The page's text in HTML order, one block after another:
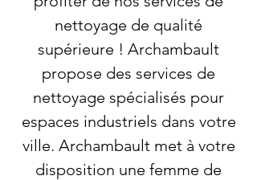
nettoyage de qualité
supérieure ! Archambault
propose des services de
nettoyage spécialisés pour
espaces industriels dans votre
ville. Archambault met à votre
disposition une femme de